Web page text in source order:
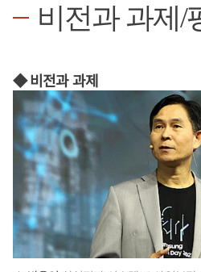
비전과 과제/
◆ 비전과 과제